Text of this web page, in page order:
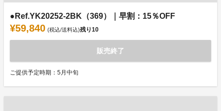
●Ref.YK20252-2BK（369）｜早割：15％OFF
¥59,840 (税込/送料込)残り10
販売終了
ご提供予定時期：5月中旬